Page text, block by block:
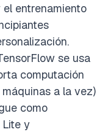
entrenamiento
se usa
computación
a la vez)
como
Lite y